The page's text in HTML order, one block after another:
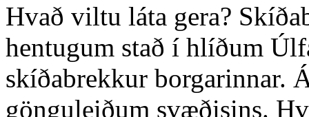
Hvað viltu láta gera?
hentugum stað í hlíðum
skíðabrekkur borgarinnar.
gönguleiðum svæðisins.